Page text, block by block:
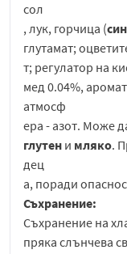
сол
, лук, горчица (
глутамат;
т; регулатор на
мед 0.04%,
атмосф
ера - азот. Може
глутен и мляко.
дец
а, поради
Съхранение:
Съхранение на
пряка слънчева